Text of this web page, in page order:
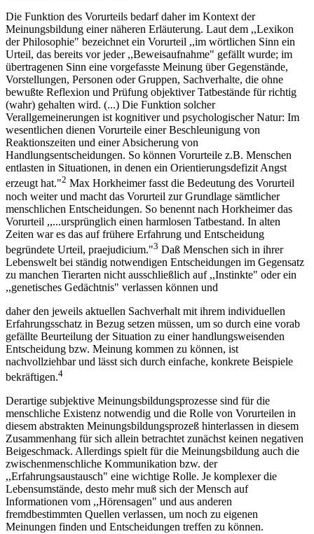
Die Funktion des Vorurteils bedarf daher im Kontext der
Meinungsbildung einer näheren Erläuterung. Laut dem ,,Lexikon
der Philosophie" bezeichnet ein Vorurteil ,,im wörtlichen Sinn ein
Urteil, das bereits vor jeder ,,Beweisaufnahme" gefällt wurde; im
übertragenen Sinn eine vorgefasste Meinung über Gegenstände,
Vorstellungen, Personen oder Gruppen, Sachverhalte, die ohne
bewußte Reflexion und Prüfung objektiver Tatbestände für richtig
(wahr) gehalten wird. (...) Die Funktion solcher
Verallgemeinerungen ist kognitiver und psychologischer Natur: Im
wesentlichen dienen Vorurteile einer Beschleunigung von
Reaktionszeiten und einer Absicherung von
Handlungsentscheidungen. So können Vorurteile z.B. Menschen
entlasten in Situationen, in denen ein Orientierungsdefizit Angst
erzeugt hat."2 Max Horkheimer fasst die Bedeutung des Vorurteil
noch weiter und macht das Vorurteil zur Grundlage sämtlicher
menschlichen Entscheidungen. So benennt nach Horkheimer das
Vorurteil ,,...ursprünglich einen harmlosen Tatbestand. In alten
Zeiten war es das auf frühere Erfahrung und Entscheidung
begründete Urteil, praejudicium."3 Daß Menschen sich in ihrer
Lebenswelt bei ständig notwendigen Entscheidungen im Gegensatz
zu manchen Tierarten nicht ausschließlich auf ,,Instinkte" oder ein
,,genetisches Gedächtnis" verlassen können und
daher den jeweils aktuellen Sachverhalt mit ihrem individuellen
Erfahrungsschatz in Bezug setzen müssen, um so durch eine vorab
gefällte Beurteilung der Situation zu einer handlungsweisenden
Entscheidung bzw. Meinung kommen zu können, ist
nachvollziehbar und lässt sich durch einfache, konkrete Beispiele
bekräftigen.4
Derartige subjektive Meinungsbildungsprozesse sind für die
menschliche Existenz notwendig und die Rolle von Vorurteilen in
diesem abstrakten Meinungsbildungsprozeß hinterlassen in diesem
Zusammenhang für sich allein betrachtet zunächst keinen negativen
Beigeschmack. Allerdings spielt für die Meinungsbildung auch die
zwischenmenschliche Kommunikation bzw. der
,,Erfahrungsaustausch" eine wichtige Rolle. Je komplexer die
Lebensumstände, desto mehr muß sich der Mensch auf
Informationen vom ,,Hörensagen" und aus anderen
fremdbestimmten Quellen verlassen, um noch zu eigenen
Meinungen finden und Entscheidungen treffen zu können.